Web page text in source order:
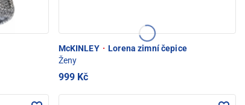
McKINLEY · Lorena zimní čepice
Ženy
999 Kč